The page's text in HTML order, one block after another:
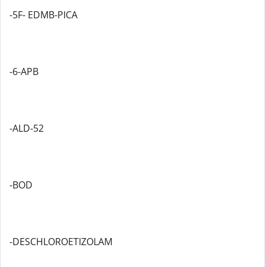
-5F- EDMB-PICA
-6-APB
-ALD-52
-BOD
-DESCHLOROETIZOLAM